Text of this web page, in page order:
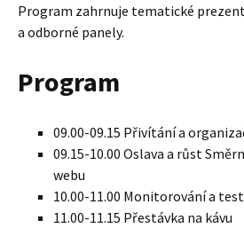
Program zahrnuje tematické
a odborné panely.
Program
09.00-09.15 Přivítání a
09.15-10.00 Oslava a růst
webu
10.00-11.00 Monitorování a
11.00-11.15 Přestávka na kávu